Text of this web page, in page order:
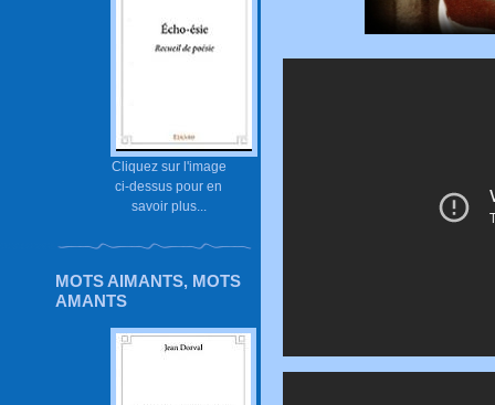
Cliquez sur l'image
ci-dessus pour en
savoir plus...
MOTS AIMANTS, MOTS
AMANTS